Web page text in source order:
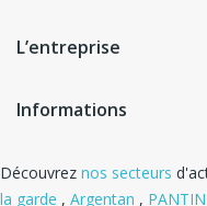
L’entreprise
Informations
Découvrez nos secteurs
la garde , Argentan , PANTIN